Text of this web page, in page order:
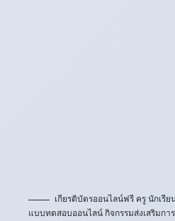
เกียรติบัตรออนไลน์ฟรี ครู นักเรี
แบบทดสอบออนไลน์ กิจกรรมส่งเสริมก